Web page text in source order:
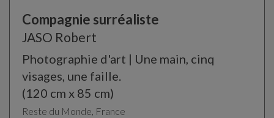
Compagnie surréaliste
JASO Robert
Photographie d'art | Une main, cinq
visages, une faille.
(120 cm x 85 cm)
Reste du Monde, France